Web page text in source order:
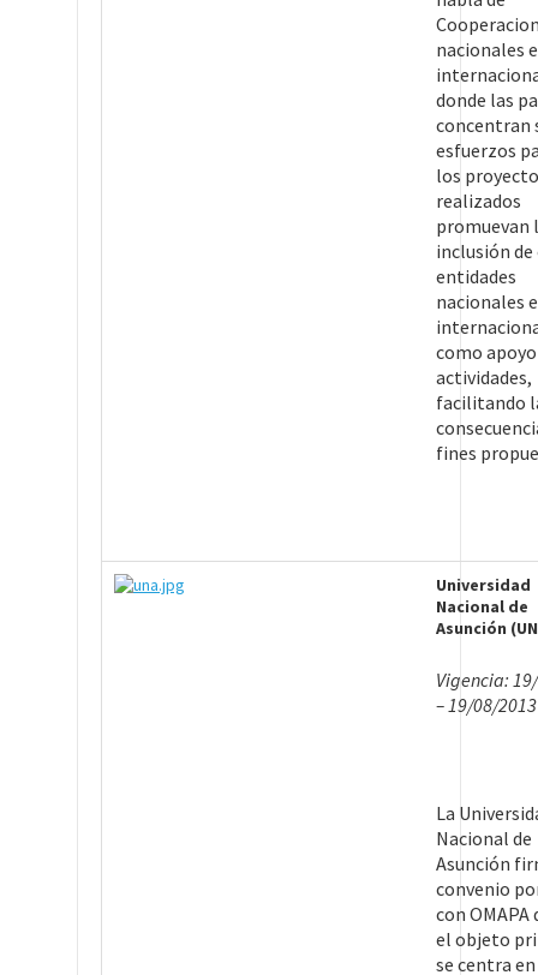
nacionales e
donde las
concentran
esfuerzos
los
realizados
promuevan
inclusión
entidades
nacionales e
como
actividades,
facilitando
fines
Universidad
Nacional de
Asunción
Vigencia:
– 19/08/2013
La
Nacional de
Asunción
convenio
con OMAPA
el objeto
se centra en